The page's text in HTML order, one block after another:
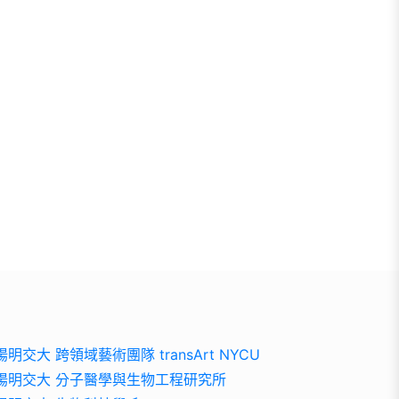
明交大 跨領域藝術團隊 transArt NYCU
明交大 分子醫學與生物工程研究所